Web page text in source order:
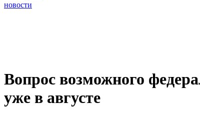
новости
Вопрос возможного
уже в августе